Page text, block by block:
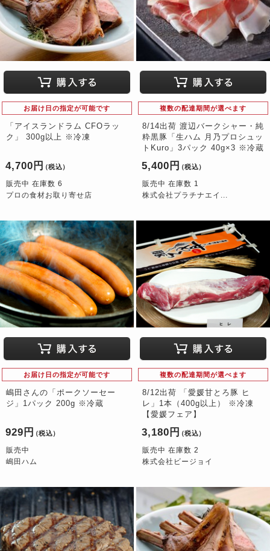
お届け日の指定が可能です
「アイスランドラム CFOラッ
ク」 300g以上 ※冷凍
4,700円 （税込）
販売中 在庫数 6
プロの食材お取り寄せ店
複数の配達期間が選べます
8/14出荷 渡辺バークシャー・純
粋黒豚「生ハム 月乃プロシュッ
トKuro」3パック 40g×3 ※冷蔵
5,400円 （税込）
販売中 在庫数 1
株式会社プラチナエイ...
お届け日の指定が可能です
嶋田さんの「ポークソーセー
ジ」1パック 200g ※冷蔵
929円 （税込）
販売中
嶋田ハム
複数の配達期間が選べます
8/12出荷 「愛媛甘とろ豚 ヒ
レ」1本（400g以上） ※冷凍
【愛媛フェア】
3,180円 （税込）
販売中 在庫数 2
株式会社ビージョイ